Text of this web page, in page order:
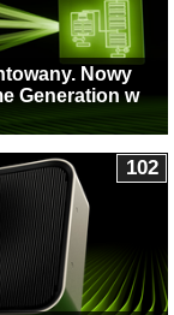
Nowy
Generation w
102